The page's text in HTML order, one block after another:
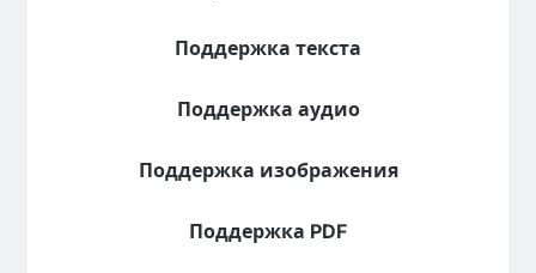
Поддержка текста
Поддержка аудио
Поддержка изображения
Поддержка PDF